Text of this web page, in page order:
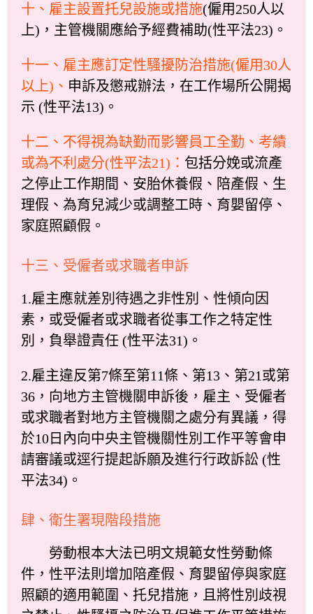
十、雇主設置托兒設施或措施(僱用250人以
上)，主管機關應給予經費補助(性平法23)。
十一、雇主應訂定性騷擾防治措施(僱用30人
以上)、 申訴及懲戒辦法，在工作場所公開揭
示 (性平法13)。
十二、不得視為缺勤而影響員工全勤、考績
或為不利處分(性平法21)： 包括分娩或流產
之停止工作期間、安胎休養假、陪產假、生
理假、為育兒減少或調整工時、育嬰留停、
家庭照顧假。
十三、受僱者或求職者申訴
1.雇主應就差別待遇之非性別、性傾向因
素，或受僱者或求職者從事工作之特定性
別，負舉證責任 (性平法31)。
2.雇主違反第7條至第11條、第13、第21或第
36，向地方主管機關申訴後，雇主、受僱者
或求職者對地方主管機關之處分有異議，得
於10日內向中央主管機關性別工作平等會申
請審議或逕行提起訴願及進行行政訴訟 (性
平法34)。
肆、衛生署現階段措施
勞動根本大法已明文規範女性勞動條
件，性平法則增加陪產假、育嬰留停與家庭
照顧的適用範圍、托兒措施，且將性別歧視